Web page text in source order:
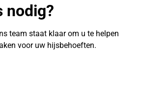
nodig?
team staat klaar om u te helpen
voor uw hijsbehoeften.